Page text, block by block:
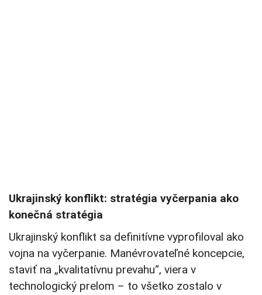
Ukrajinský konflikt: stratégia vyčerpania ako
konečná stratégia
Ukrajinský konflikt sa definitívne vyprofiloval ako
vojna na vyčerpanie. Manévrovateľné koncepcie,
staviť na „kvalitatívnu prevahu“, viera v
technologický prelom – to všetko zostalo v